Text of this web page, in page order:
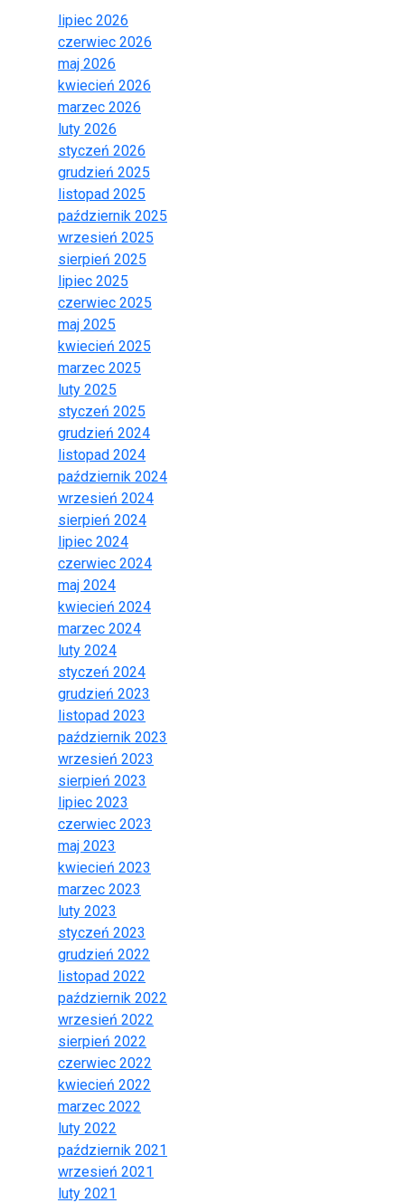
lipiec 2026
czerwiec 2026
maj 2026
kwiecień 2026
marzec 2026
luty 2026
styczeń 2026
grudzień 2025
listopad 2025
październik 2025
wrzesień 2025
sierpień 2025
lipiec 2025
czerwiec 2025
maj 2025
kwiecień 2025
marzec 2025
luty 2025
styczeń 2025
grudzień 2024
listopad 2024
październik 2024
wrzesień 2024
sierpień 2024
lipiec 2024
czerwiec 2024
maj 2024
kwiecień 2024
marzec 2024
luty 2024
styczeń 2024
grudzień 2023
listopad 2023
październik 2023
wrzesień 2023
sierpień 2023
lipiec 2023
czerwiec 2023
maj 2023
kwiecień 2023
marzec 2023
luty 2023
styczeń 2023
grudzień 2022
listopad 2022
październik 2022
wrzesień 2022
sierpień 2022
czerwiec 2022
kwiecień 2022
marzec 2022
luty 2022
październik 2021
wrzesień 2021
luty 2021